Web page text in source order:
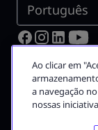
Português
© 2026 Moloni
Certificado pela
A Moloni faz
Ao clicar em
a navegação
nossas